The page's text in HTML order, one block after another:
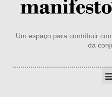
Um espaço para contribuir
da